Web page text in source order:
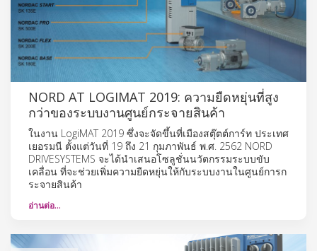
NORD AT LOGIMAT 2019: ความยืดหยุ่นที่สูง
กว่าของระบบงานศูนย์กระจายสินค้า
ในงาน LogiMAT 2019 ซึ่งจะจัดขึ้นที่เมืองสตุ๊ตต์การ์ท ประเทศ
เยอรมนี ตั้งแต่วันที่ 19 ถึง 21 กุมภาพันธ์ พ.ศ. 2562 NORD
DRIVESYSTEMS จะได้นำเสนอโซลูชั่นนวัตกรรมระบบขับ
เคลื่อน ที่จะช่วยเพิ่มความยืดหยุ่นให้กับระบบงานในศูนย์การก
ระจายสินค้า
อ่านต่อ…